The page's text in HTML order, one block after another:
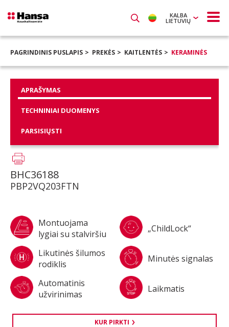
KALBA
LIETUVIŲ
PAGRINDINIS PUSLAPIS PREKĖS KAITLENTĖS KERAMINĖS
APRAŠYMAS
TECHNINIAI DUOMENYS
PARSISIŲSTI
BHC36188
PBP2VQ203FTN
Montuojama
lygiai su stalviršiu
„ChildLock“
Likutinės šilumos
rodiklis
Minutės signalas
Automatinis
užvirinimas
Laikmatis
KUR PIRKTI